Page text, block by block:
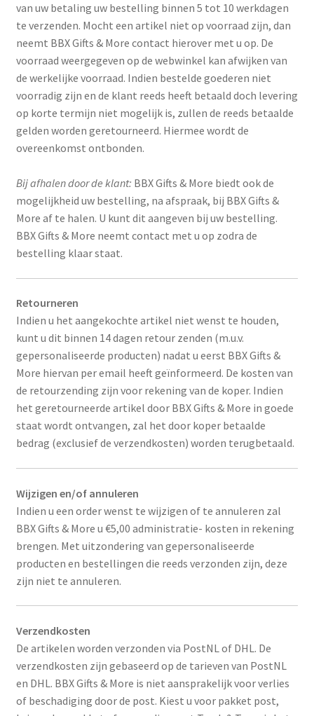
van uw betaling uw bestelling binnen 5 tot 10 werkdagen
te verzenden. Mocht een artikel niet op voorraad zijn, dan
neemt BBX Gifts & More contact hierover met u op. De
voorraad weergegeven op de webwinkel kan afwijken van
de werkelijke voorraad. Indien bestelde goederen niet
voorradig zijn en de klant reeds heeft betaald doch levering
op korte termijn niet mogelijk is, zullen de reeds betaalde
gelden worden geretourneerd. Hiermee wordt de
overeenkomst ontbonden.
Bij afhalen door de klant: BBX Gifts & More biedt ook de
mogelijkheid uw bestelling, na afspraak, bij BBX Gifts &
More af te halen. U kunt dit aangeven bij uw bestelling.
BBX Gifts & More neemt contact met u op zodra de
bestelling klaar staat.
Retourneren
Indien u het aangekochte artikel niet wenst te houden,
kunt u dit binnen 14 dagen retour zenden (m.u.v.
gepersonaliseerde producten) nadat u eerst BBX Gifts &
More hiervan per email heeft geïnformeerd. De kosten van
de retourzending zijn voor rekening van de koper. Indien
het geretourneerde artikel door BBX Gifts & More in goede
staat wordt ontvangen, zal het door koper betaalde
bedrag (exclusief de verzendkosten) worden terugbetaald.
Wijzigen en/of annuleren
Indien u een order wenst te wijzigen of te annuleren zal
BBX Gifts & More u €5,00 administratie- kosten in rekening
brengen. Met uitzondering van gepersonaliseerde
producten en bestellingen die reeds verzonden zijn, deze
zijn niet te annuleren.
Verzendkosten
De artikelen worden verzonden via PostNL of DHL. De
verzendkosten zijn gebaseerd op de tarieven van PostNL
en DHL. BBX Gifts & More is niet aansprakelijk voor verlies
of beschadiging door de post. Kiest u voor pakket post,